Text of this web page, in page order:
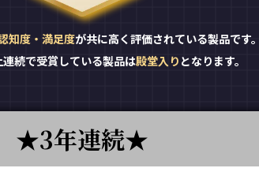
知度・満足度が共に高く評価されている製品です
続で受賞している製品は殿堂入り となります。
3年連続